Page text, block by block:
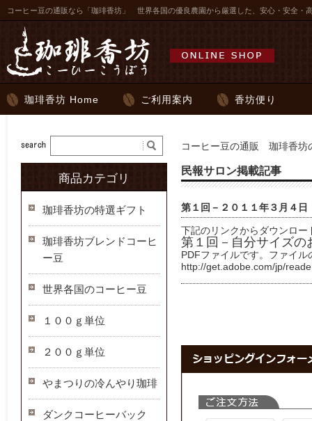
コーヒー豆の通販なら「珈琲香坊」 世界各国の優良農園から厳選した、安心・安全・
珈琲香坊 Home ご利用案内 香坊便り
コーヒー豆の通販 珈琲香坊
民報サロン掲載記事
第１回－２０１１年３月４日
下記のリンクからダウンロー
第１回－自分サイズの
PDFファイルです。ファイ
http://get.adobe.com/jp/
商品カテゴリ
珈琲香坊の特選ギフト
珈琲香坊ブレンドコーヒ
ー豆
世界各国のコーヒー豆
１００ｇ単位
２００ｇ単位
やまつりの冷んやり珈琲
ダンクコーヒーバック